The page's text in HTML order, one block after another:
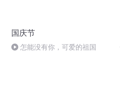
国庆节
怎能没有你，可爱的祖国